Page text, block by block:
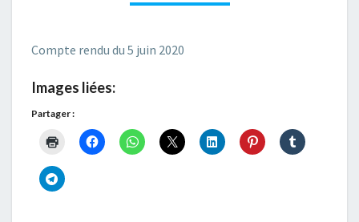
Compte rendu du 5 juin 2020
Images liées:
Partager :